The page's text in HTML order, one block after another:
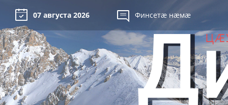
07 августа 2026 Финсетæ нæмæ